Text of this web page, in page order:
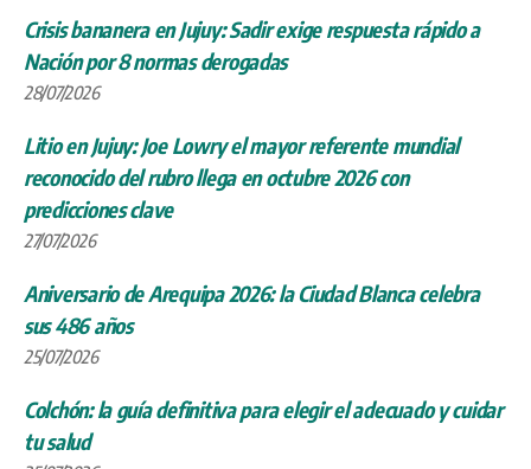
Crisis bananera en Jujuy: Sadir exige respuesta rápido a
Nación por 8 normas derogadas
28/07/2026
Litio en Jujuy: Joe Lowry el mayor referente mundial
reconocido del rubro llega en octubre 2026 con
predicciones clave
27/07/2026
Aniversario de Arequipa 2026: la Ciudad Blanca celebra
sus 486 años
25/07/2026
Colchón: la guía definitiva para elegir el adecuado y cuidar
tu salud